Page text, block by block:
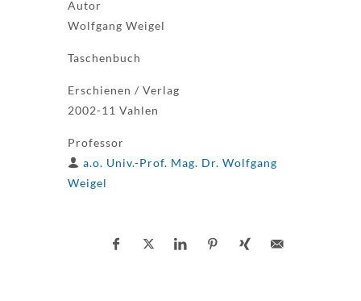
Autor
Wolfgang Weigel
Taschenbuch
Erschienen / Verlag
2002-11 Vahlen
Professor
a.o. Univ.-Prof. Mag. Dr. Wolfgang
Weigel